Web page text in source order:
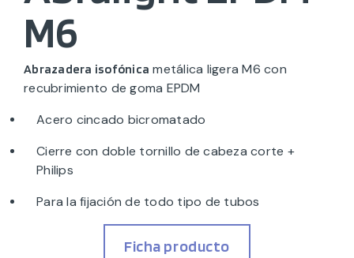
M6
Abrazadera isofónica metálica ligera M6 con
recubrimiento de goma EPDM
Acero cincado bicromatado
Cierre con doble tornillo de cabeza corte +
Philips
Para la fijación de todo tipo de tubos
Ficha producto